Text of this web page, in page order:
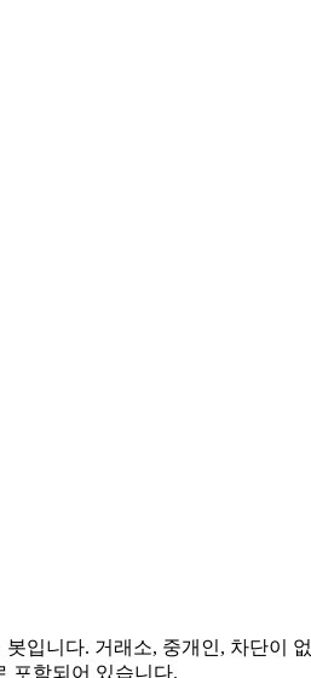
입니다. 거래소, 중개인, 차단이
포함되어 있습니다.